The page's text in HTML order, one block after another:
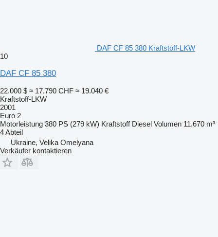
DAF CF 85 380 Kraftstoff-LKW
10
DAF CF 85 380
22.000 $ ≈ 17.790 CHF ≈ 19.040 €
Kraftstoff-LKW
2001
Euro 2
Motorleistung 380 PS (279 kW) Kraftstoff Diesel Volumen 11.670 m³
4 Abteil
Ukraine, Velika Omelyana
Verkäufer kontaktieren